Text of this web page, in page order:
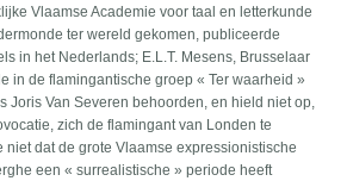
Vlaamse Academie voor taal en letterkunde
ter wereld gekomen, publiceerde
in het Nederlands; E.L.T. Mesens, Brusselaar
in de flamingantische groep « Ter waarheid »
Joris Van Severen behoorden, en hield niet op,
zich de flamingant van Londen te
niet dat de grote Vlaamse expressionistische
een « surrealistische » periode heeft